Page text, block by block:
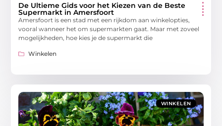
De Ultieme Gids voor het Kiezen van de Beste
Supermarkt in Amersfoort
Amersfoort is een stad met een rijkdom aan winkelopties,
vooral wanneer het om supermarkten gaat. Maar met zoveel
mogelijkheden, hoe kies je de supermarkt die
Winkelen
WINKELEN